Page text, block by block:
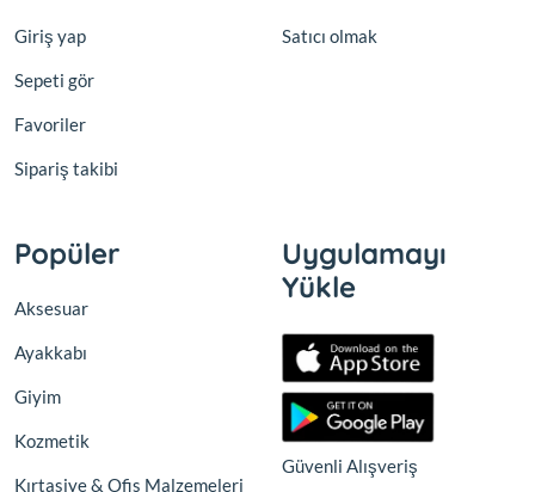
Giriş yap
Sepeti gör
Favoriler
Sipariş takibi
Satıcı olmak
Popüler
Aksesuar
Ayakkabı
Giyim
Kozmetik
Kırtasiye & Ofis Malzemeleri
Uygulamayı
Yükle
Güvenli Alışveriş